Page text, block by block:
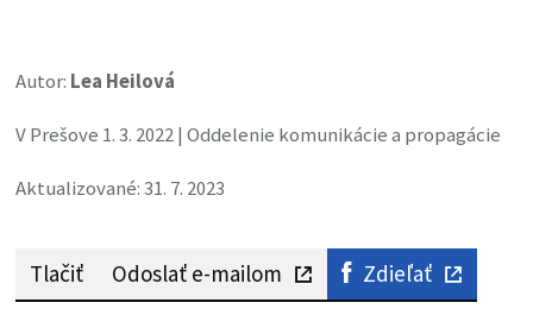
Autor: Lea Heilová
V Prešove 1. 3. 2022 | Oddelenie komunikácie a propagácie
Aktualizované: 31. 7. 2023
Tlačiť Odoslať e-mailom Zdieľať